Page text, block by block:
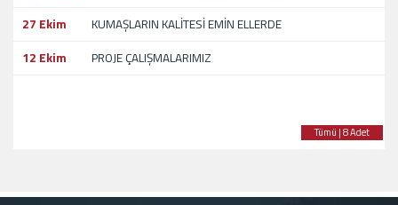
27 Ekim
KUMAŞLARIN KALİTESİ EMİN ELLERDE
12 Ekim
PROJE ÇALIŞMALARIMIZ
Tümü | 8 Adet